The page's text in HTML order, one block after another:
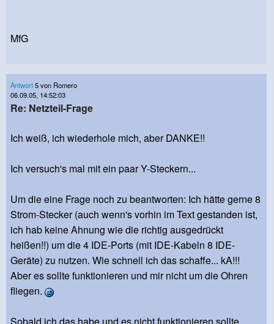
MfG
Antwort5 von Romero
06.09.05, 14:52:03
Re: Netzteil-Frage
Ich weiß, ich wiederhole mich, aber DANKE!!
Ich versuch's mal mit ein paar Y-Steckern...
Um die eine Frage noch zu beantworten: Ich hätte gerne 8
Strom-Stecker (auch wenn's vorhin im Text gestanden ist,
ich hab keine Ahnung wie die richtig ausgedrückt
heißen!!) um die 4 IDE-Ports (mit IDE-Kabeln 8 IDE-
Geräte) zu nutzen. Wie schnell ich das schaffe... kA!!!
Aber es sollte funktionieren und mir nicht um die Ohren
fliegen.